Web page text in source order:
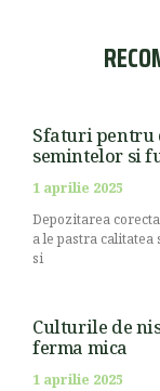
Sfaturi pentru
semintelor si
1 aprilie 2025
Depozitarea
a le pastra
si
Culturile de
ferma mica
1 aprilie 2025